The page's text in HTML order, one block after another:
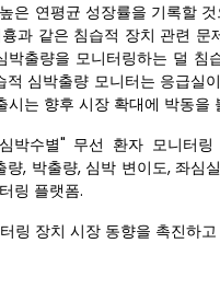
은 연평균 성장률을 기록할
과 같은 침습적 장치 관련
출량을 모니터링하는 덜
심박출량 모니터는 응급
는 향후 시장 확대에 박동을
수별" 무선 환자 모니터
박출량, 심박 변이도, 좌심
링 플랫폼.
링 장치 시장 동향을 촉진하